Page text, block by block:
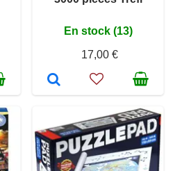
En stock (13)
17,00 €